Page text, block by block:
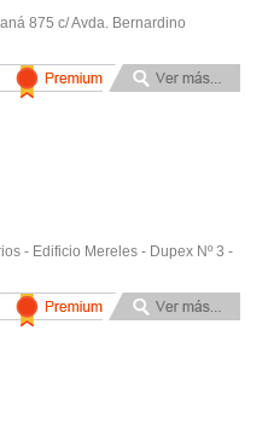
875 c/ Avda. Bernardino
- Edificio Mereles - Dupex Nº 3 -